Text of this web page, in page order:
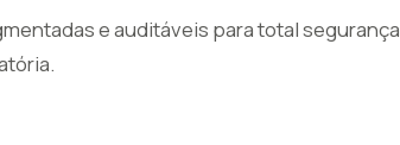
e auditáveis ​​para total segurança